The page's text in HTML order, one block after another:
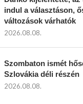
indul a választáson,
változások várhatók
2026.08.08.
Szombaton ismét
Szlovákia déli részén
2026.08.08.